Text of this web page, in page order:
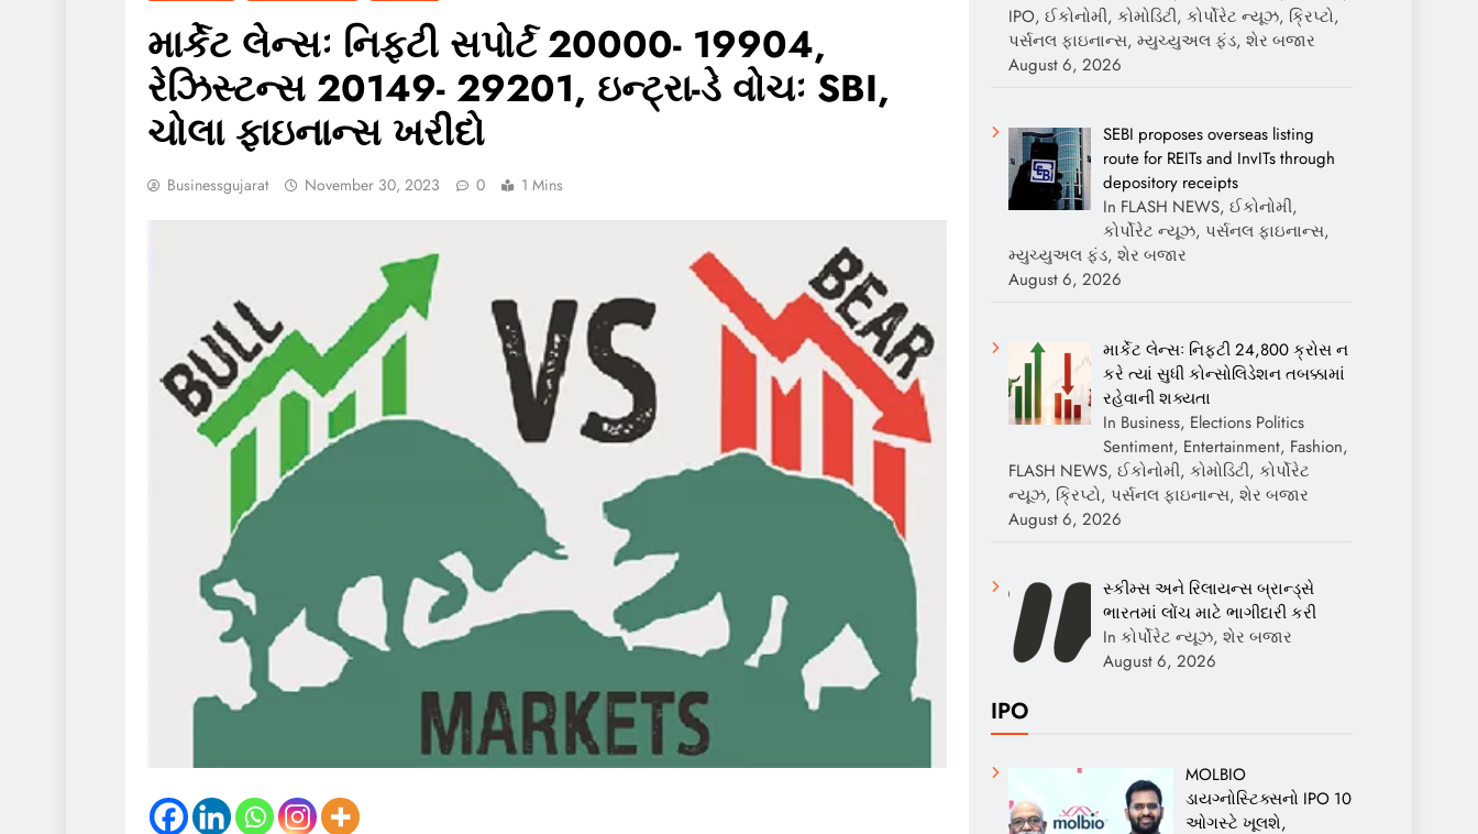
માર્કેટ લેન્સઃ નિફ્ટી સપોર્ટ 20000- 19904,
રેઝિસ્ટન્સ 20149- 29201, ઇન્ટ્રા-ડે વોચઃ SBI,
ચોલા ફાઇનાન્સ ખરીદો
Businessgujarat November 30, 2023 0 1 Mins
IPO, ઈકોનોમી, કોમોડિટી, કોર્પોરેટ ન્યૂઝ, ક્રિપ્ટો,
પર્સનલ ફાઇનાન્સ, મ્યુચ્યુઅલ ફંડ, શેર બજાર
August 6, 2026
SEBI proposes overseas listing
route for REITs and InvITs through
depository receipts
In FLASH NEWS, ઈકોનોમી,
કોર્પોરેટ ન્યૂઝ, પર્સનલ ફાઇનાન્સ,
મ્યુચ્યુઅલ ફંડ, શેર બજાર
August 6, 2026
માર્કેટ લેન્સઃ નિફ્ટી 24,800 ક્રોસ ન
કરે ત્યાં સુધી કોન્સોલિડેશન તબક્કામાં
રહેવાની શક્યતા
In Business, Elections Politics
Sentiment, Entertainment, Fashion,
FLASH NEWS, ઈકોનોમી, કોમોડિટી, કોર્પોરેટ
ન્યૂઝ, ક્રિપ્ટો, પર્સનલ ફાઇનાન્સ, શેર બજાર
August 6, 2026
સ્કીમ્સ અને રિલાયન્સ બ્રાન્ડ્સે
ભારતમાં લોંચ માટે ભાગીદારી કરી
In કોર્પોરેટ ન્યૂઝ, શેર બજાર
August 6, 2026
IPO
MOLBIO
ડાયગ્નોસ્ટિક્સનો IPO 10
ઓગસ્ટે ખૂલશે,